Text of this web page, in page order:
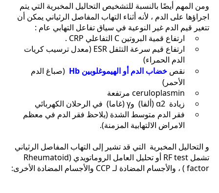
ومن المهم أيضًا بالنسبة للتشخيص التحاليل المخبرية التي يتم
اجراؤها على الدم ، لأنه أثناء التهاب المفاصل الرثياني يمكن أن
تتغير قيم الدم غير النوعية في سياق تفاعل التهابي عام :
ارتفاع قمية البروتين C التفاعلي CRP .
ارتفاع قيم سرعة التثفل ESR (معدل ترسيب كريات
الدم الحمراء)
نقص خضاب الدم أو الهيموغلوبين Hb
(صباغ الدم
الأحمر)
ceruloplasmin مرتفعة
زيادة α2 (ألفا) وγ (غاما) في الرحلان الكهربائي
فقر الدم متوسط الشدة (يلاحظ فقر الدم في معظم
الامراض الالتهابية المزمنة).
و التحاليل المخبرية التي قد تشير إلى التهاب المفاصل الرثياني
تشمل RF test أو تحليل العامل الروماتويدي (Rheumatoid
factor ) ، والأجسام المضادة لـ CCP والأجسام المضادة الأخرى: